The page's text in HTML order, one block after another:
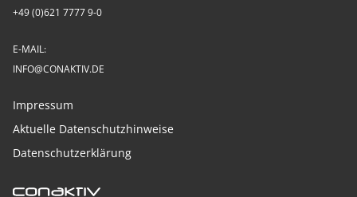
+49 (0)621 7777 9-0
E-MAIL:
INFO@CONAKTIV.DE
Impressum
Aktuelle Datenschutzhinweise
Datenschutzerklärung